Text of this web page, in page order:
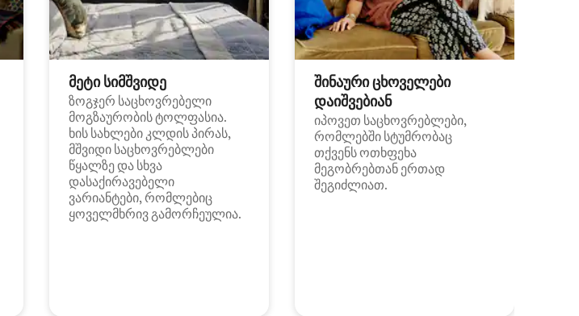
მეტი სიმშვიდე
ზოგჯერ საცხოვრებელი
მოგზაურობის ტოლფასია.
ხის სახლები კლდის პირას,
მშვიდი საცხოვრებლები
წყალზე და სხვა
დასაქირავებელი
ვარიანტები, რომლებიც
ყოველმხრივ გამორჩეულია.
შინაური ცხოველები
დაიშვებიან
იპოვეთ საცხოვრებლები,
რომლებში სტუმრობაც
თქვენს ოთხფეხა
მეგობრებთან ერთად
შეგიძლიათ.